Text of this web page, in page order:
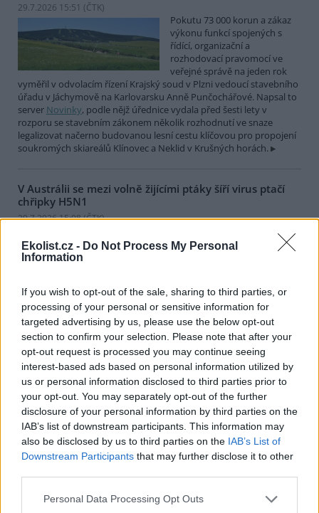
Ekolist.cz - Do Not Process My Personal
Information
If you wish to opt-out of the sale, sharing to third parties, or
processing of your personal or sensitive information for
targeted advertising by us, please use the below opt-out
section to confirm your selection. Please note that after your
opt-out request is processed you may continue seeing
interest-based ads based on personal information utilized by
us or personal information disclosed to third parties prior to
your opt-out. You may separately opt-out of the further
disclosure of your personal information by third parties on the
IAB’s list of downstream participants. This information may
also be disclosed by us to third parties on the IAB’s List of
Downstream Participants that may further disclose it to other
Personal Data Processing Opt Outs
29.7.2026 15:51 (ČTK)
Pokutu 73 000 korun a zákaz
výkonu funkcí spojených s
řídící, organizační a
rozhodovací pravomocí ve
veřejné správě na jeden rok
vyměřil v odvolacím řízení Krajský soud v Plzni vedoucí stavebního
úřadu v Jáchymově na Karlovarsku Anně Punčochářové. Napsal to
server Novinky, podle nějž úřednice vydala před šesti lety v
rozporu se stavebním zákonem několik rozhodnutí ve snaze
legalizovat načerno budovanou lesní cestu klíčovou pro propojení
soukromých skiareálů Klínovec a Neklid v Krušných horách.
V Austrálii se mezi volně žijícími ptáky šíří virus ptačí
chřipky H5N1
29.7.2026 15:08 (ČTK)
Mezi volně žijícími ptáky v
Austrálii se začal šířit vysoce
veterinářka Beth Cooksonová. Podle ní jde o očekávaný, ale
znepokojivý vývoj, který může vést k rozsáhlejšímu šíření nákazy
mezi divokými zvířaty. Australská ministryně zemědělství Julie
Collinsová uvedla, že zatím nejsou důkazy o hromadném úhynu
ptáků ani o zasažení drůbežářského průmyslu. Riziko pro lidské
zdraví podle ní zůstává nízké.
Senát má akční plán EU pro hnojiva za nedostatečný,
situace je podle něj závažná
29.7.2026 14:59 | PRAHA (ČTK)
Senát považuje situaci na trhu
s hnojivy za závažnou.
akčního plánu pro hnojiva,
který v květnu představila
Evropská komise (EK), ale považuje tento plán za nedostatečný.